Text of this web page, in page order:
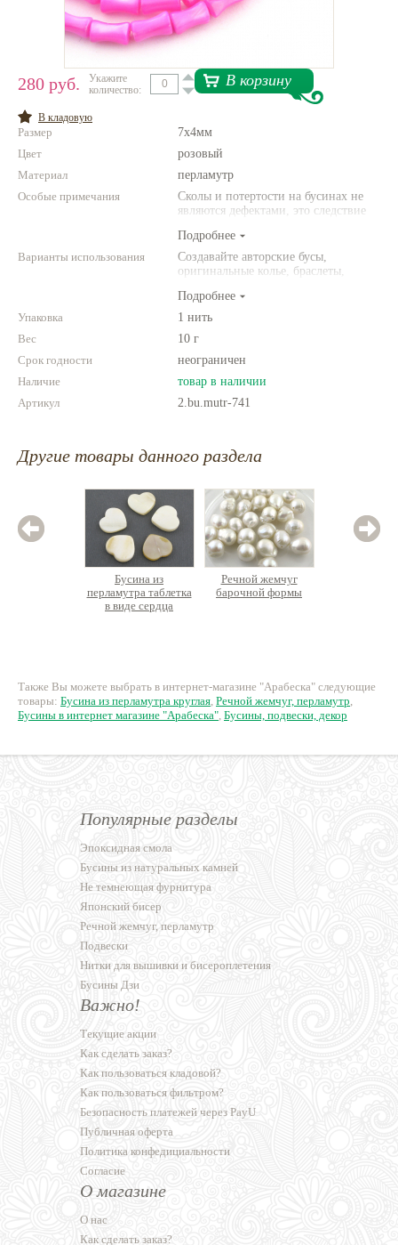
Нетемнеющая фурнитура
Проволока
Натуральные камни
280 руб.
Укажите
количество:
В корзину
В кладовую
Размер
7х4мм
Цвет
розовый
Материал
перламутр
Особые примечания
Сколы и потертости на бусинах не
являются дефектами, это следствие
природного камня. Цвет и размер
товара может отличаться от
представленных на фото.
Подробнее
Варианты использования
Создавайте авторские бусы,
оригинальные колье, браслеты,
Комбинируйте различные цвета и
размеры. Фантазируйте!
Подробнее
Упаковка
1 нить
Вес
10 г
Срок годности
неограничен
Наличие
товар в наличии
Артикул
2.bu.mutr-741
Другие товары данного раздела
Бусина из
перламутра таблетка
в виде сердца
Речной жемчуг
барочной формы
Также Вы можете выбрать в интернет-магазине "Арабеска" следующие
товары: Бусина из перламутра круглая, Речной жемчуг, перламутр,
Бусины в интернет магазине "Арабеска", Бусины, подвески, декор
Популярные разделы
Эпоксидная смола
Бусины из натуральных камней
Не темнеющая фурнитура
Японский бисер
Речной жемчуг, перламутр
Подвески
Нитки для вышивки и бисероплетения
Бусины Дзи
Важно!
Текущие акции
Как сделать заказ?
Как пользоваться кладовой?
Как пользоваться фильтром?
Безопасность платежей через PayU
Публичная оферта
Политика конфедициальности
Согласие
О магазине
О нас
Как сделать заказ?